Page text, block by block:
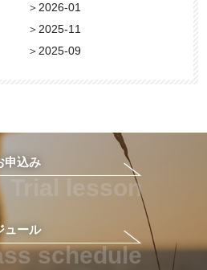
＞2026-01
＞2025-11
＞2025-09
申込み
Trial lesson
ュール
schedule